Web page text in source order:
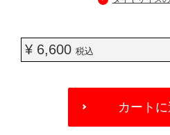
¥ 6,600 税込
OPTIONS
カート